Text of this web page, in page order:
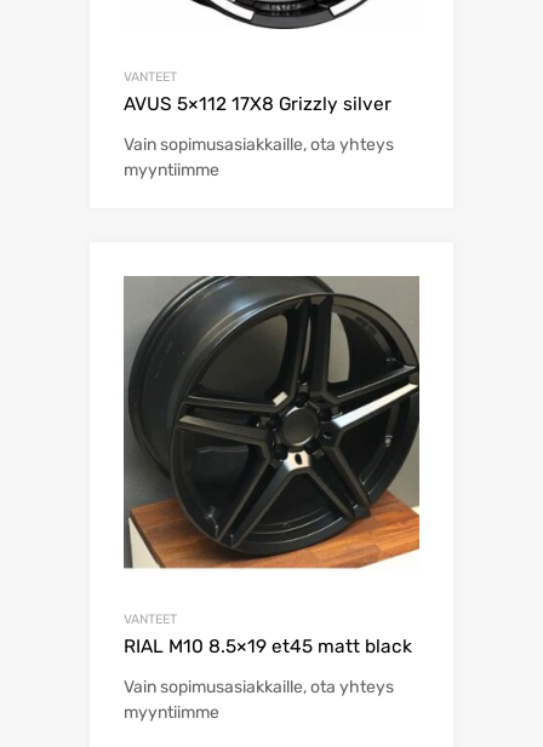
VANTEET
AVUS 5×112 17X8 Grizzly silver
Vain sopimusasiakkaille, ota yhteys
myyntiimme
VANTEET
RIAL M10 8.5×19 et45 matt black
Vain sopimusasiakkaille, ota yhteys
myyntiimme